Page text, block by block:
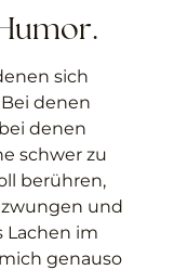
sich
denen
denen
schwer zu
berühren,
und
Lachen im
genauso